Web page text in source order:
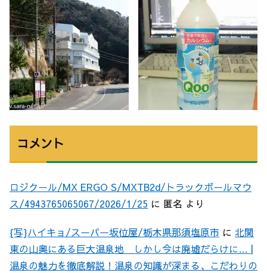
コメント
ロジクール/MX ERGO S/MXTB2d/トラックボールマウ
ス/4943765065067/2026/1/25 に 匿名 より
{写}ハイキョ/スーパー坂位屋/栃木県那須塩原市 に 北関
東の山奥にある巨大温泉地 しかし今は廃墟だらけに… |
温泉の魅力を徹底解説！温泉の知識が深まる、こだわりの